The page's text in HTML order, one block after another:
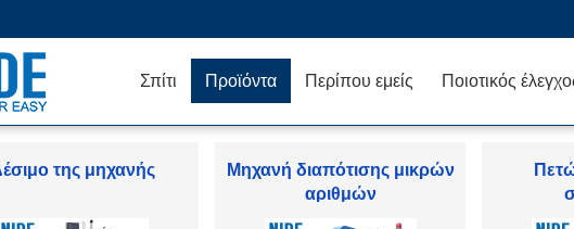
Σπίτι Προϊόντα Περίπου εμείς Ποιοτικός
Armature μηχανή
Άνεμος μηχανή στατών